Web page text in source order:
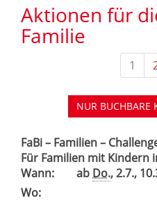
Aktionen für
Familie
1
NUR BUCHBARE
FaBi – Familien –
Für Familien mit Kindern
Wann:
ab Do., 2.7.,
Wo: